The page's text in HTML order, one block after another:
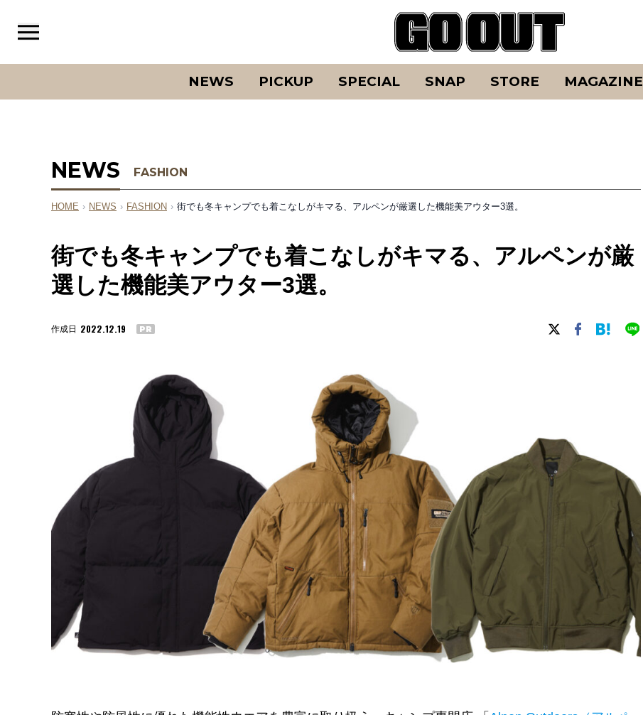
NEWS PICKUP SPECIAL SNAP STORE MAGAZINE
NEWS FASHION
HOME › NEWS › FASHION › 街でも冬キャンプでも着こなしがキマる、アルペンが厳選した機能美アウター3選。
街でも冬キャンプでも着こなしがキマる、アルペンが厳
選した機能美アウター3選。
作成日 2022.12.19 PR